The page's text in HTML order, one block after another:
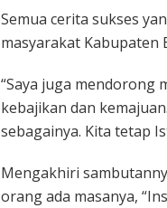
Semua cerita sukses
masyarakat Kabupaten
“Saya juga mendorong
kebajikan dan
sebagainya. Kita tetap
Mengakhiri
orang ada masanya,